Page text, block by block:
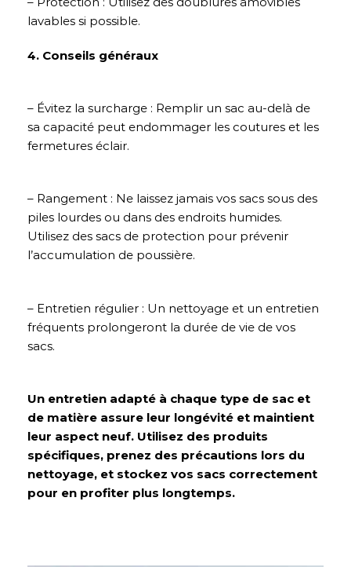
lavables si possible.
4. Conseils généraux
– Évitez la surcharge : Remplir un sac au-delà de
sa capacité peut endommager les coutures et les
fermetures éclair.
– Rangement : Ne laissez jamais vos sacs sous des
piles lourdes ou dans des endroits humides.
Utilisez des sacs de protection pour prévenir
l’accumulation de poussière.
– Entretien régulier : Un nettoyage et un entretien
fréquents prolongeront la durée de vie de vos
sacs.
Un entretien adapté à chaque type de sac et
de matière assure leur longévité et maintient
leur aspect neuf. Utilisez des produits
spécifiques, prenez des précautions lors du
nettoyage, et stockez vos sacs correctement
pour en profiter plus longtemps.